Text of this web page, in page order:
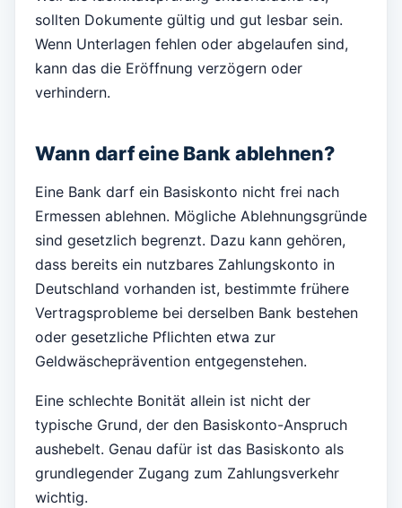
sollten Dokumente gültig und gut lesbar sein.
Wenn Unterlagen fehlen oder abgelaufen sind,
kann das die Eröffnung verzögern oder
verhindern.
Wann darf eine Bank ablehnen?
Eine Bank darf ein Basiskonto nicht frei nach
Ermessen ablehnen. Mögliche Ablehnungsgründe
sind gesetzlich begrenzt. Dazu kann gehören,
dass bereits ein nutzbares Zahlungskonto in
Deutschland vorhanden ist, bestimmte frühere
Vertragsprobleme bei derselben Bank bestehen
oder gesetzliche Pflichten etwa zur
Geldwäscheprävention entgegenstehen.
Eine schlechte Bonität allein ist nicht der
typische Grund, der den Basiskonto-Anspruch
aushebelt. Genau dafür ist das Basiskonto als
grundlegender Zugang zum Zahlungsverkehr
wichtig.